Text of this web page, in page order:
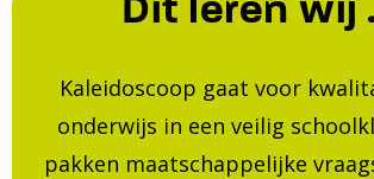
Kaleidoscoop gaat voor
onderwijs in een veilig
pakken maatschappelijke